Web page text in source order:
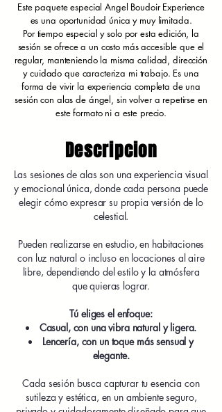
Este paquete especial Angel Boudoir Experience
es una oportunidad única y muy limitada.
Por tiempo especial y solo por esta edición, la
sesión se ofrece a un costo más accesible que el
regular, manteniendo la misma calidad, dirección
y cuidado que caracteriza mi trabajo. Es una
forma de vivir la experiencia completa de una
sesión con alas de ángel, sin volver a repetirse en
este formato ni a este precio.
Descripcion
Las sesiones de alas son una experiencia visual
y emocional única, donde cada persona puede
elegir cómo expresar su propia versión de lo
celestial.
Pueden realizarse en estudio, en habitaciones
con luz natural o incluso en locaciones al aire
libre, dependiendo del estilo y la atmósfera
que quieras lograr.
Tú eliges el enfoque:
Casual, con una vibra natural y ligera.
Lencería, con un toque más sensual y
elegante.
Cada sesión busca capturar tu esencia con
sutileza y estética, en un ambiente seguro,